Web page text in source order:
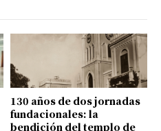
130 años de dos jornadas
fundacionales: la
bendición del templo de